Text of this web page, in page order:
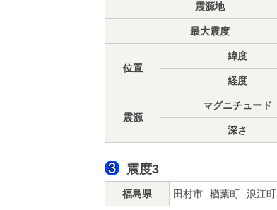
震源地
最大震度
位置
緯度
経度
震源
マグニチュード
深さ
震度3
福島県 田村市 楢葉町 浪江町